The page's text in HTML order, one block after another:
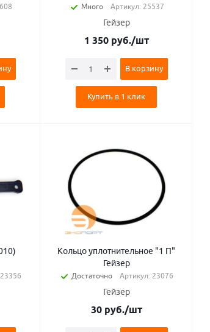
Много Артикул: 25537
Гейзер
1 350руб./шт
В корзину
Купить в 1 клик
Кольцо уплотнительное "1 П"
Гейзер
Достаточно Артикул: 23076
Гейзер
30руб./шт